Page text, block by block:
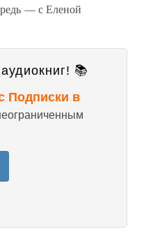
— с Еленой
📚
Подписки в